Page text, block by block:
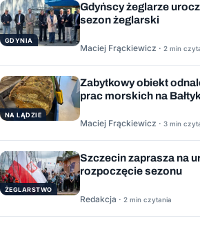
GDYNIA
Gdyńscy żeglarze
sezon żeglarski
Maciej Frąckiewicz · 2 min
NA LĄDZIE
Zabytkowy obiekt
prac morskich na
Maciej Frąckiewicz · 3 min
ŻEGLARSTWO
Szczecin zaprasza na
rozpoczęcie sezonu
Redakcja · 2 min czytania